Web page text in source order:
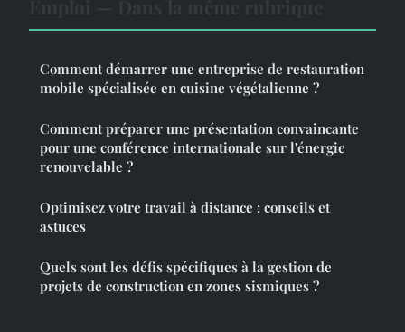
Comment démarrer une entreprise de restauration
mobile spécialisée en cuisine végétalienne ?
Comment préparer une présentation convaincante
pour une conférence internationale sur l'énergie
renouvelable ?
Optimisez votre travail à distance : conseils et
astuces
Quels sont les défis spécifiques à la gestion de
projets de construction en zones sismiques ?